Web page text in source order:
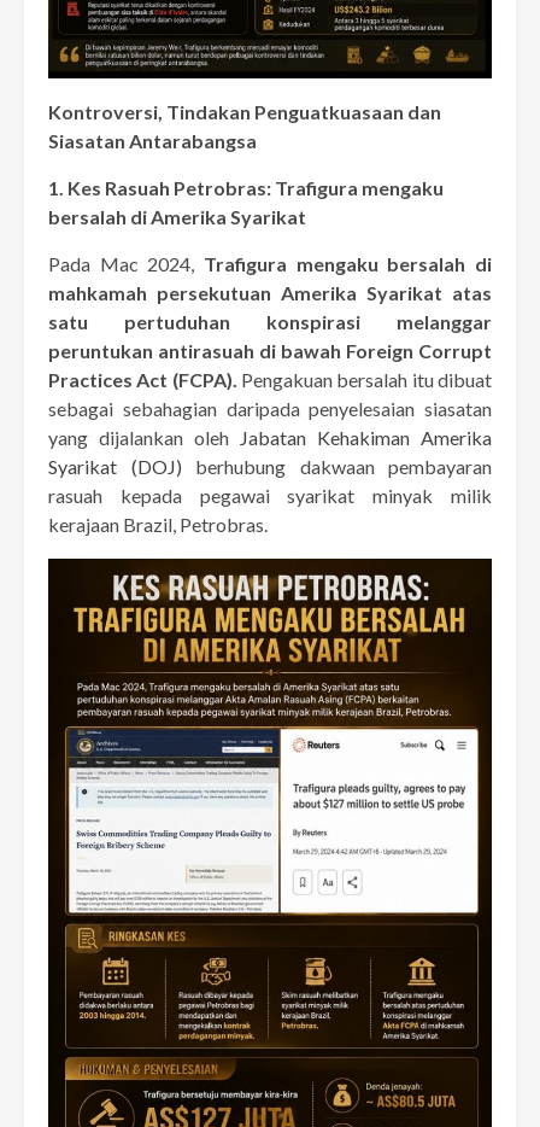
Kontroversi, Tindakan Penguatkuasaan dan
Siasatan Antarabangsa
1. Kes Rasuah Petrobras: Trafigura mengaku
bersalah di Amerika Syarikat
Pada Mac 2024, Trafigura mengaku bersalah di
mahkamah persekutuan Amerika Syarikat atas
satu pertuduhan konspirasi melanggar
peruntukan antirasuah di bawah Foreign Corrupt
Practices Act (FCPA). Pengakuan bersalah itu dibuat
sebagai sebahagian daripada penyelesaian siasatan
yang dijalankan oleh Jabatan Kehakiman Amerika
Syarikat (DOJ) berhubung dakwaan pembayaran
rasuah kepada pegawai syarikat minyak milik
kerajaan Brazil, Petrobras.